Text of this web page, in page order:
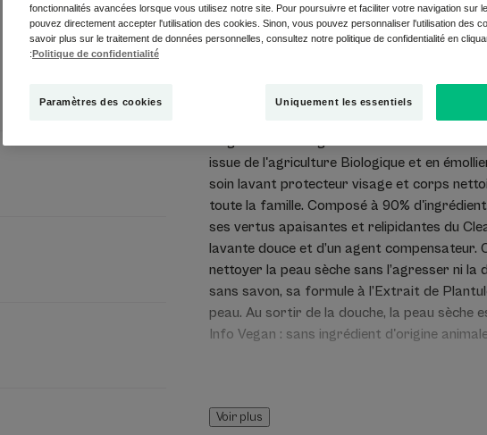
Point de
Le gel douche surgras d'A-DERMA est
issue de l'agriculture Biologique et en
soin lavant protecteur visage et corps
toute la famille. Composé à 90%
ses vertus apaisantes et relipidantes du
lavante douce et d’un agent
nettoyer la peau sèche sans l’agresser ni
sans savon, sa formule à l’Extrait de
peau. Au sortir de la douche, la peau sèche
Info Vegan : sans ingrédient d'origine
Au contact de l’eau, la texture fluide du Gel
Voir plus
fonctionnalités avancées lorsque vous utilisez notre site. Pour poursuivre et faciliter votre navigation sur
pouvez directement accepter l'utilisation des cookies. Sinon, vous pouvez personnaliser l'utilisation des
savoir plus sur le traitement de données personnelles, consultez notre politique de confidentialité en
: Politique de confidentialité
Paramètres des cookies Uniquement les essentiels